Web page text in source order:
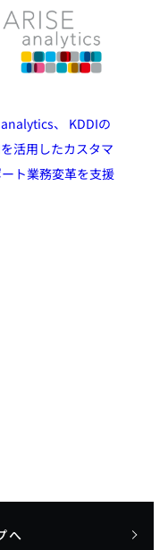
analytics、 KDDIの
活用したカスタマ
ト業務変革を支援
へ